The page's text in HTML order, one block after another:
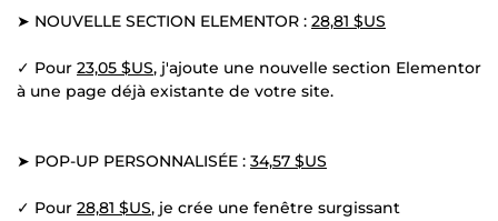
➤ NOUVELLE SECTION ELEMENTOR : 28,81 $US
✓ Pour 23,05 $US, j'ajoute une nouvelle section Elementor
à une page déjà existante de votre site.
➤ POP-UP PERSONNALISÉE : 34,57 $US
✓ Pour 28,81 $US, je crée une fenêtre surgissant